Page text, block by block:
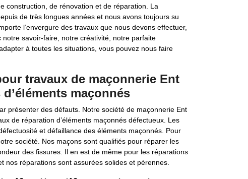
construction, de rénovation et de réparation. La
de très longues années et nous avons toujours su
l’envergure des travaux que nous devons effectuer,
savoir-faire, notre créativité, notre parfaite
à toutes les situations, vous pouvez nous faire
travaux de maçonnerie Ent
maçonnés
présenter des défauts. Notre société de maçonnerie Ent
de réparation d’éléments maçonnés défectueux. Les
et défaillance des éléments maçonnés. Pour
société. Nos maçons sont qualifiés pour réparer les
des fissures. Il en est de même pour les réparations
nos réparations sont assurées solides et pérennes.